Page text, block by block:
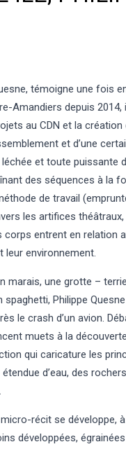
témoigne une fois
Amandiers depuis 2014,
au CDN et la création
et d’une
et toute puissante
des séquences à la
de travail
les artifices
corps entrent en relation
leur environnement.
marais, une grotte –
Philippe
le crash d’un avion.
muets à la
qui caricature les
d’eau, des
récit se développe,
développées,